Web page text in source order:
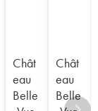
Chât
eau
Belle
Chât
eau
Belle